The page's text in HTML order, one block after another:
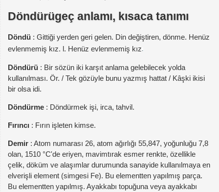
Döndürügeç anlamı, kısaca tanımı
Döndü : Gittiği yerden geri gelen. Din değiştiren, dönme. Henüz
evlenmemiş kız. l. Henüz evlenmemiş kız
Döndürü : Bir sözün iki karşıt anlama gelebilecek yolda
kullanılması. Ör. / Tek gözüyle bunu yazmış hattat / Kâşki ikisi
bir olsa idi.
Döndürme : Döndürmek işi, irca, tahvil.
Fırıncı : Fırın işleten kimse.
Demir : Atom numarası 26, atom ağırlığı 55,847, yoğunluğu 7,8
olan, 1510 °C'de eriyen, mavimtırak esmer renkte, özellikle
çelik, döküm ve alaşımlar durumunda sanayide kullanılmaya en
elverişli element (simgesi Fe). Bu elementten yapılmış parça.
Bu elementten yapılmış. Ayakkabı topuğuna veya ayakkabı